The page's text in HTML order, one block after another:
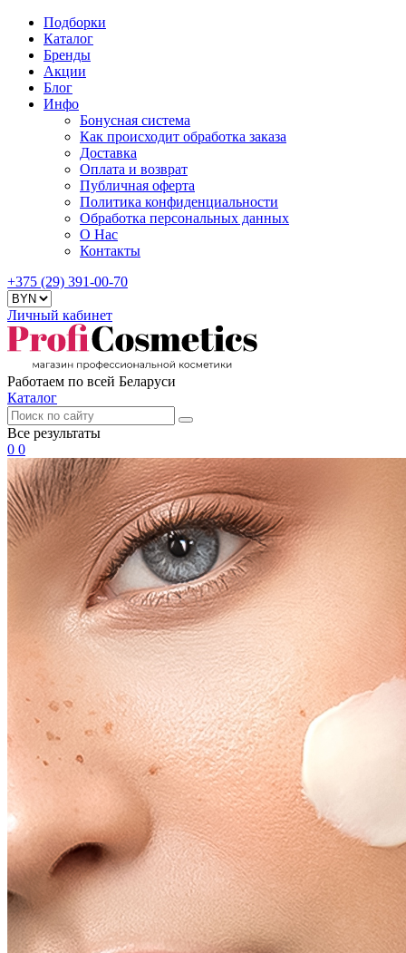
Подборки
Каталог
Бренды
Акции
Блог
Инфо
Бонусная система
Как происходит обработка заказа
Доставка
Оплата и возврат
Публичная оферта
Политика конфиденциальности
Обработка персональных данных
О Нас
Контакты
+375 (29) 391-00-70
Личный кабинет
Работаем по всей Беларуси
Каталог
Все результаты
0 0